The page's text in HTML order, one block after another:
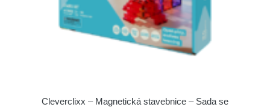
Cleverclixx – Magnetická stavebnice – Sada se